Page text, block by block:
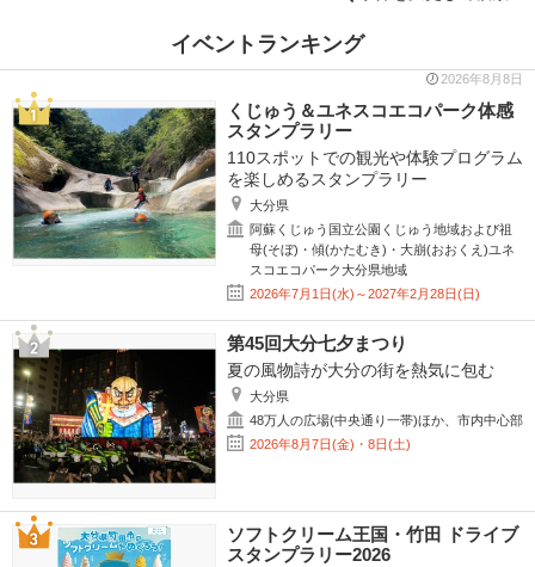
イベントランキング
2026年8月8日
くじゅう＆ユネスコエコパーク体感
スタンプラリー
110スポットでの観光や体験プログラム
を楽しめるスタンプラリー
大分県
阿蘇くじゅう国立公園くじゅう地域および祖
母(そぼ)・傾(かたむき)・大崩(おおくえ)ユネ
スコエコパーク大分県地域
2026年7月1日(水)～2027年2月28日(日)
第45回大分七夕まつり
夏の風物詩が大分の街を熱気に包む
大分県
48万人の広場(中央通り一帯)ほか、市内中心部
2026年8月7日(金)・8日(土)
ソフトクリーム王国・竹田 ドライブ
スタンプラリー2026